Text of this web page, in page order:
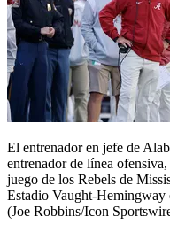
El entrenador en jefe de
entrenador de línea
juego de los Rebels de
Estadio Vaught-Hemingway
(Joe Robbins/Icon